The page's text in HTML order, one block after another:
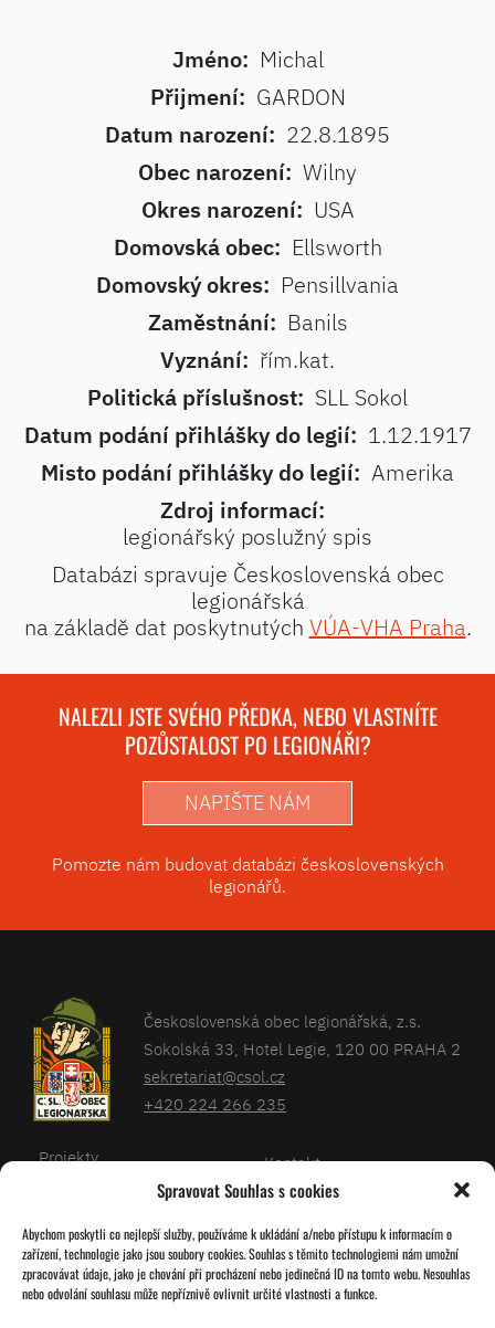
Spravovat Souhlas s cookies
Abychom poskytli co nejlepší služby, používáme k ukládání a/nebo přístupu k informacím o
zařízení, technologie jako jsou soubory cookies. Souhlas s těmito technologiemi nám umožní
zpracovávat údaje, jako je chování při procházení nebo jedinečná ID na tomto webu. Nesouhlas
nebo odvolání souhlasu může nepříznivě ovlivnit určité vlastnosti a funkce.
Jméno: Michal
Přijmení: GARDON
Datum narození: 22.8.1895
Obec narození: Wilny
Okres narození: USA
Domovská obec: Ellsworth
Domovský okres: Pensillvania
Zaměstnání: Banils
Vyznání: řím.kat.
Politická příslušnost: SLL Sokol
Datum podání přihlášky do legií: 1.12.1917
Misto podání přihlášky do legií: Amerika
Zdroj informací:
legionářský poslužný spis
Databázi spravuje Československá obec
legionářská
na základě dat poskytnutých VÚA-VHA Praha.
NALEZLI JSTE SVÉHO PŘEDKA, NEBO VLASTNÍTE
POZŮSTALOST PO LEGIONÁŘI?
NAPIŠTE NÁM
Pomozte nám budovat databázi československých
legionářů.
Československá obec legionářská, z.s.
Sokolská 33, Hotel Legie, 120 00 PRAHA 2
sekretariat@csol.cz
+420 224 266 235
Projekty
Kalendář
O nás
Kontakt
Databáze legionářů
Pro členy
Zásady cookies